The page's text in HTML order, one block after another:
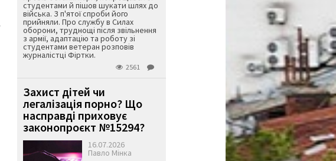
студентами й пішов шукати шлях до
війська. З п'ятої спроби його
прийняли. Про службу в Силах
оборони, труднощі після звільнення
з армії, адаптацію та роботу зі
студентами ветеран розповів
журналістці Фіртки.
2561
Захист дітей чи
легалізація порно? Що
насправді приховує
законопроєкт №15294?
16.07.2026
Павло Мінка